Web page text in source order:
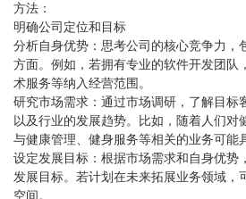
方法：
明确公司定位和目标
分析自身优势：思考公司的核心竞争力，
方面。例如，若拥有专业的软件开发团队
术服务等纳入经营范围。
研究市场需求：通过市场调研，了解目标
以及行业的发展趋势。比如，随着人们对
与健康管理、健身服务等相关的业务可能
设定发展目标：根据市场需求和自身优势
发展目标。若计划在未来拓展业务领域，
空间。